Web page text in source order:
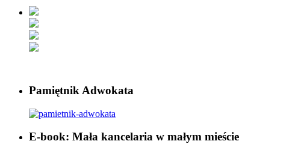
Pamiętnik Adwokata
E-book: Mała kancelaria w małym mieście